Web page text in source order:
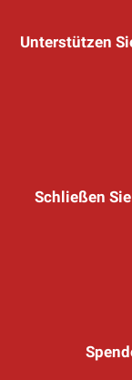
Unterstützen
Schließen